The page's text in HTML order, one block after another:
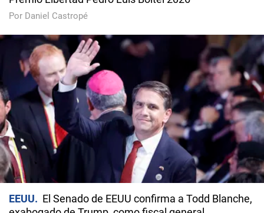
CUBA
Valiente pueblo de Morón recibe en Miami
Premio Libertad Pedro Luis Boitel 2026
Por Daniel Castropé